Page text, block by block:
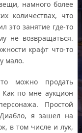
намного более
количествах, что
это занятие где-то
не возвращаться.
крафт что-то
мало.
можно продать
по мне аукцион
Простой
я зашел на
в том числе и лук,